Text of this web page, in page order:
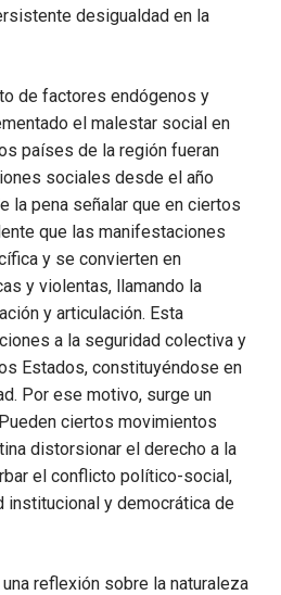
desigualdad en la
de factores endógenos y
el malestar social en
países de la región fueran
sociales desde el año
la pena señalar que en ciertos
que las manifestaciones
y se convierten en
y violentas, llamando la
y articulación. Esta
a la seguridad colectiva y
Estados, constituyéndose en
Por ese motivo, surge un
ciertos movimientos
distorsionar el derecho a la
el conflicto político-social,
institucional y democrática de
reflexión sobre la naturaleza